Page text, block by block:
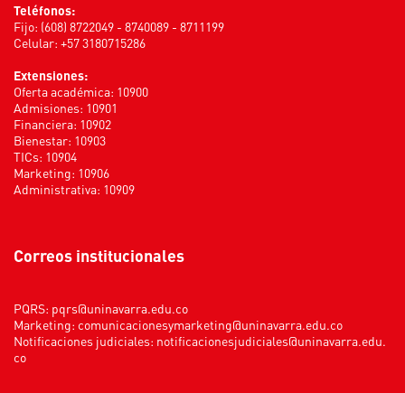
Teléfonos:
Fijo: (608) 8722049 - 8740089 - 8711199
Celular: +57 3180715286
Extensiones:
Oferta académica: 10900
Admisiones: 10901
Financiera: 10902
Bienestar: 10903
TICs: 10904
Marketing: 10906
Administrativa: 10909
Correos institucionales
PQRS: pqrs@uninavarra.edu.co
Marketing: comunicacionesymarketing@uninavarra.edu.co
Notificaciones judiciales: notificacionesjudiciales@uninavarra.edu.
co